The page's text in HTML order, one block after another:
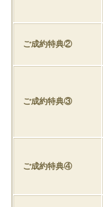
ご成約特典②
ご成約特典③
ご成約特典④